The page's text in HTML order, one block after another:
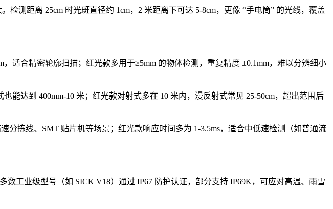
检测距离 25cm 时光斑直径约 1cm，2 米距离下可达 5-8cm，更像 “手电筒” 的光线，覆盖
适合精密轮廓扫描；红光款多用于≥5mm 的物体检测，重复精度 ±0.1mm，难以分辨细小
能达到 400mm-10 米；红光款对射式多在 10 米内，漫反射式常见 25-50cm，超出范围后
分拣线、SMT 贴片机等场景；红光款响应时间多为 1-3.5ms，适合中低速检测（如普通流
工业级型号（如 SICK V18）通过 IP67 防护认证，部分支持 IP69K，可应对高温、雨雪